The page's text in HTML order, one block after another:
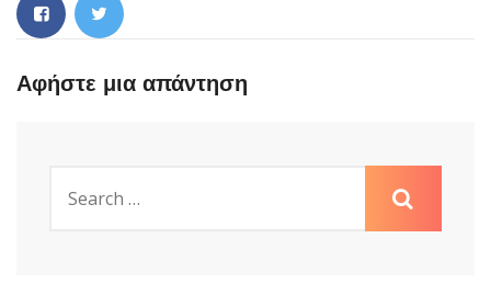
Αφήστε μια απάντηση